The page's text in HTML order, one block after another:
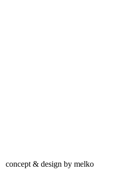
concept & design by melko